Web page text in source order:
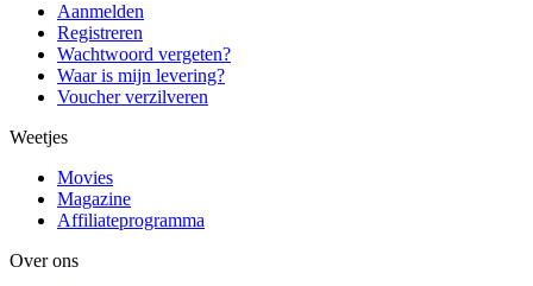
Aanmelden
Registreren
Wachtwoord vergeten?
Waar is mijn levering?
Voucher verzilveren
Weetjes
Movies
Magazine
Affiliateprogramma
Over ons